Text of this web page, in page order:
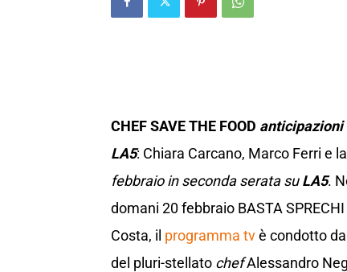
CHEF SAVE THE FOOD anticipazioni
LA5: Chiara Carcano, Marco Ferri e
febbraio in seconda serata suLA5.
domani 20 febbraio BASTA SPRECHI
Costa, il programma tvè condotto
del pluri-stellato chefAlessandro